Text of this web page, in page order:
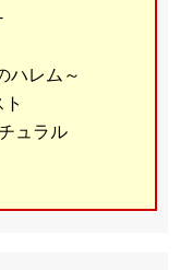
ハレム～
ュラル